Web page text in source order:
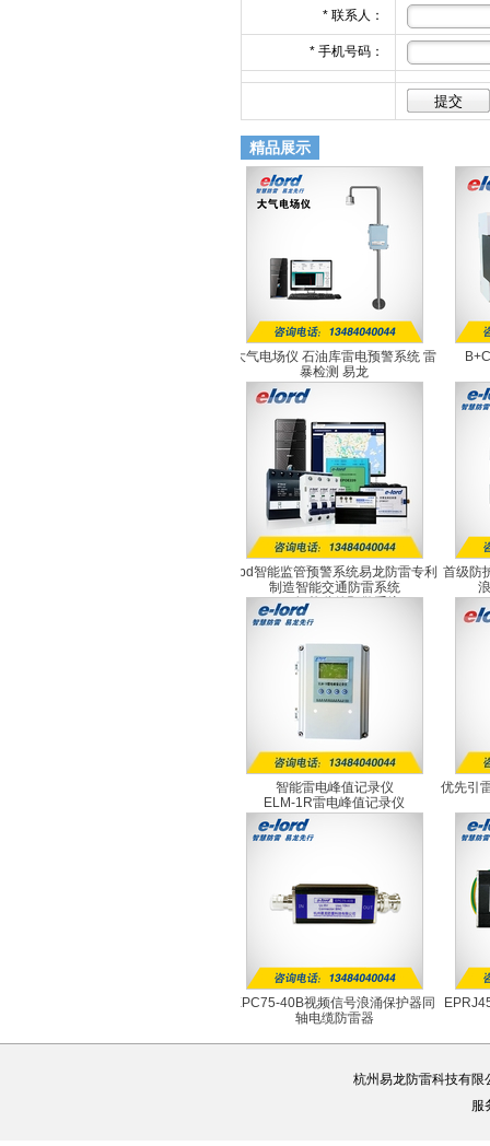
* 联系人：
* 手机号码：
精品展示
大气电场仪 石油库雷电预警系统 雷
暴检测 易龙
EL-EFM1.0
spd智能监管预警系统易龙防雷专利
制造智能交通防雷系统
SPD智能监管预警系统
首级防
智能雷电峰值记录仪
ELM-1R雷电峰值记录仪
优先引
EPC75-40B视频信号浪涌保护器同
轴电缆防雷器
杭州易龙防雷科技有限
服